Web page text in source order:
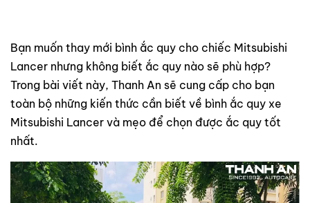
Bạn muốn thay mới bình ắc quy cho chiếc Mitsubishi
Lancer nhưng không biết ắc quy nào sẽ phù hợp?
Trong bài viết này, Thanh An sẽ cung cấp cho bạn
toàn bộ những kiến thức cần biết về bình ắc quy xe
Mitsubishi Lancer và mẹo để chọn được ắc quy tốt
nhất.